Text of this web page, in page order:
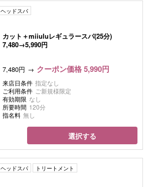
ヘッドスパ
カット＋miiuluレギュラースパ(25分)
7,480→5,990円
7,480円 クーポン価格 5,990円
来店日条件 指定なし
ご利用条件 ご新規様限定
有効期限 なし
所要時間 120分
指名料 無し
選択する
ヘッドスパ トリートメント